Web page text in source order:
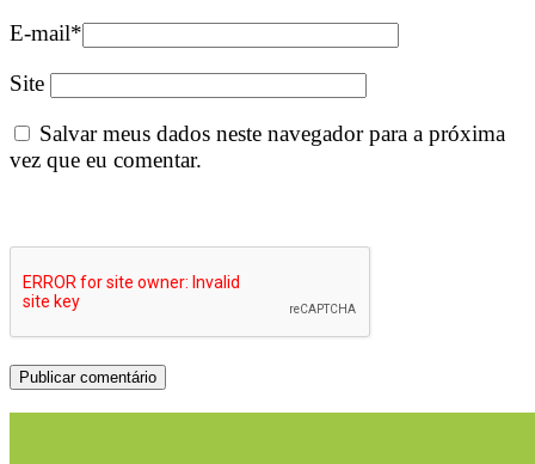
E-mail*
Site
Salvar meus dados neste navegador para a próxima
vez que eu comentar.